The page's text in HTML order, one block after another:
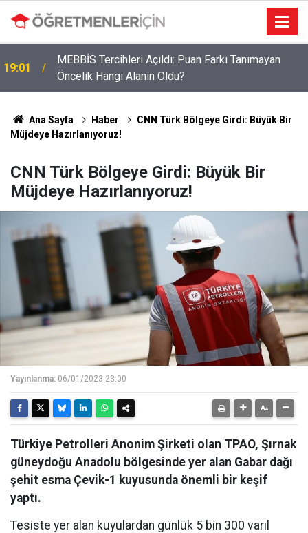
09:03
Öğretmenlere Müjdeli Haber: Bu 12 İlde Norm
Kadro Tıkanıklığı Yaşanmayacak
Ana Sayfa Haber
CNN Türk Bölgeye Girdi: Büyük Bir
Müjdeye Hazırlanıyoruz!
CNN Türk Bölgeye Girdi: Büyük Bir
Müjdeye Hazırlanıyoruz!
Yayınlanma: 06/01/2023 23:00
Türkiye Petrolleri Anonim Şirketi olan TPAO, Şırnak
güneydoğu Anadolu bölgesinde yer alan Gabar dağı
şehit esma Çevik-1 kuyusunda önemli bir keşif
yaptı.
Tesiste yer alan kuyulardan günlük 5 bin 300 varil